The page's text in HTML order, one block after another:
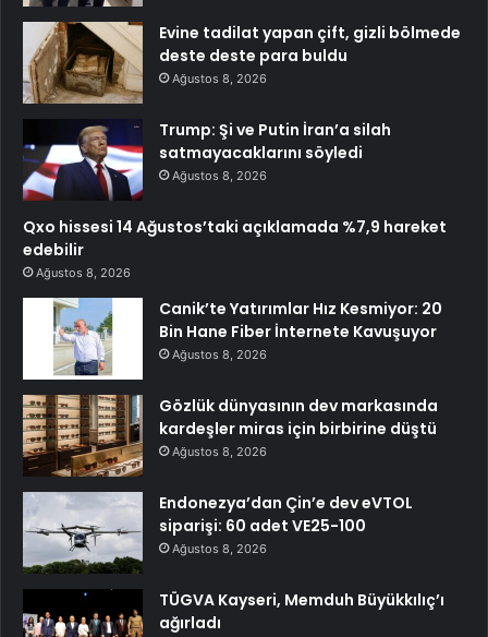
Evine tadilat yapan çift, gizli bölmede
deste deste para buldu
Ağustos 8, 2026
Trump: Şi ve Putin İran’a silah
satmayacaklarını söyledi
Ağustos 8, 2026
Qxo hissesi 14 Ağustos’taki açıklamada %7,9 hareket
edebilir
Ağustos 8, 2026
Canik’te Yatırımlar Hız Kesmiyor: 20
Bin Hane Fiber İnternete Kavuşuyor
Ağustos 8, 2026
Gözlük dünyasının dev markasında
kardeşler miras için birbirine düştü
Ağustos 8, 2026
Endonezya’dan Çin’e dev eVTOL
siparişi: 60 adet VE25-100
Ağustos 8, 2026
TÜGVA Kayseri, Memduh Büyükkılıç’ı
ağırladı